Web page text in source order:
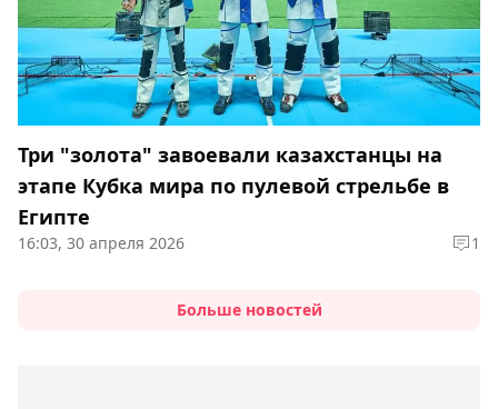
Три "золота" завоевали казахстанцы на
этапе Кубка мира по пулевой стрельбе в
Египте
16:03, 30 апреля 2026 1
Больше новостей